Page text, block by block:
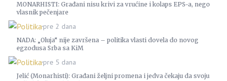
MONARHISTI: Građani nisu krivi za vrućine i kolaps EPS-a, nego
vlasnik pečenjare
Politikapre 2 dana
NADA: „Oluja“ nije završena – politika vlasti dovela do novog
egzodusa Srba sa KiM
Politikapre 5 dana
Jelić (Monarhisti): Građani željni promena i jedva čekaju da svoju